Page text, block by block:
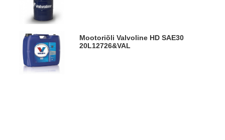
Mootoriõli Valvoline HD SAE30
20L12726&VAL